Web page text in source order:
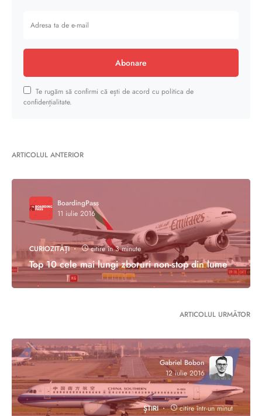
Abonare
Te rugăm să confirmi că ești de acord cu politica de
confidențialitate.
ARTICOLUL ANTERIOR
BoardingPass
11 iulie 2016
CURIOZITĂȚI citire în 3 minute
Top 10 cele mai lungi zboruri non-stop din lume
ARTICOLUL URMĂTOR
Gabriel Bobon
12 iulie 2016
ȘTIRI citire într-un minut